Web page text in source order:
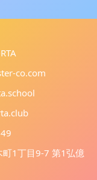
co.com
1丁目9-7 第1弘億